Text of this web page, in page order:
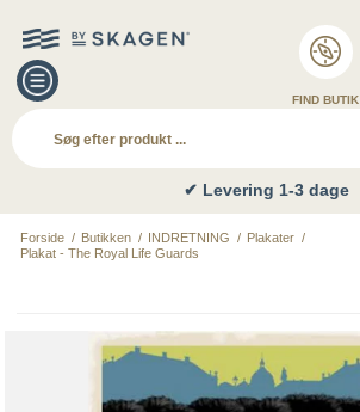
FIND BUTIK
✔ Levering 1-3 dage
Forside / Butikken / INDRETNING / Plakater /
Plakat - The Royal Life Guards